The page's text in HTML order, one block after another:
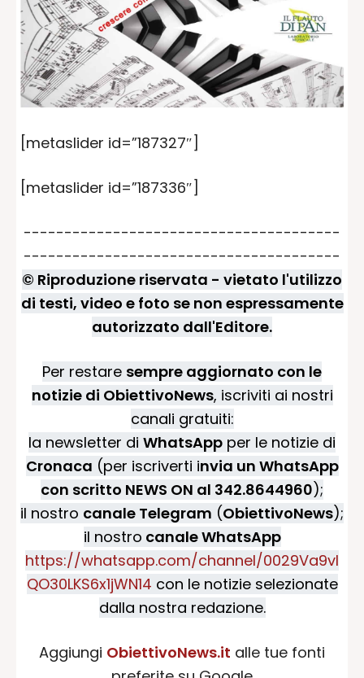
[metaslider id=”187327″]
[metaslider id=”187336″]
---------------------------------------
---------------------------------------
© Riproduzione riservata - vietato l'utilizzo
di testi, video e foto se non espressamente
autorizzato dall'Editore.
Per restare sempre aggiornato con le
notizie di ObiettivoNews, iscriviti ai nostri
canali gratuiti:
la newsletter di WhatsApp per le notizie di
Cronaca (per iscriverti invia un WhatsApp
con scritto NEWS ON al 342.8644960);
il nostro canale Telegram (ObiettivoNews);
il nostro canale WhatsApp
https://whatsapp.com/channel/0029Va9vI
QO30LKS6x1jWN14 con le notizie selezionate
dalla nostra redazione.
Aggiungi ObiettivoNews.it alle tue fonti